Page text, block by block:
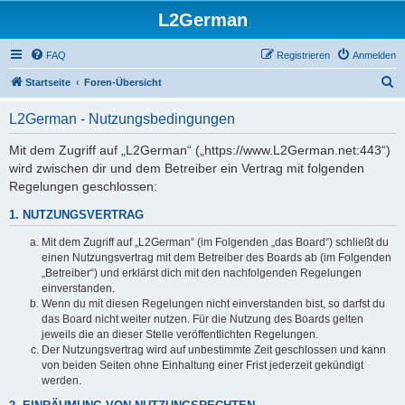
L2German
FAQ Anmelden
Registrieren
Startseite Foren-Übersicht
L2German - Nutzungsbedingungen
Mit dem Zugriff auf „L2German“ („https://www.L2German.net:443“)
wird zwischen dir und dem Betreiber ein Vertrag mit folgenden
Regelungen geschlossen:
1. NUTZUNGSVERTRAG
Mit dem Zugriff auf „L2German“ (im Folgenden „das Board“) schließt du
einen Nutzungsvertrag mit dem Betreiber des Boards ab (im Folgenden
„Betreiber“) und erklärst dich mit den nachfolgenden Regelungen
einverstanden.
Wenn du mit diesen Regelungen nicht einverstanden bist, so darfst du
das Board nicht weiter nutzen. Für die Nutzung des Boards gelten
jeweils die an dieser Stelle veröffentlichten Regelungen.
Der Nutzungsvertrag wird auf unbestimmte Zeit geschlossen und kann
von beiden Seiten ohne Einhaltung einer Frist jederzeit gekündigt
werden.